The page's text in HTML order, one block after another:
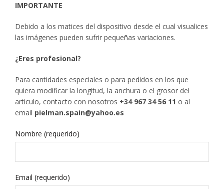
IMPORTANTE
Debido a los matices del dispositivo desde el cual visualices
las imágenes pueden sufrir pequeñas variaciones.
¿Eres profesional?
Para cantidades especiales o para pedidos en los que
quiera modificar la longitud, la anchura o el grosor del
articulo, contacto con nosotros +34 967 34 56 11 o al
email pielman.spain@yahoo.es
Nombre (requerido)
Email (requerido)